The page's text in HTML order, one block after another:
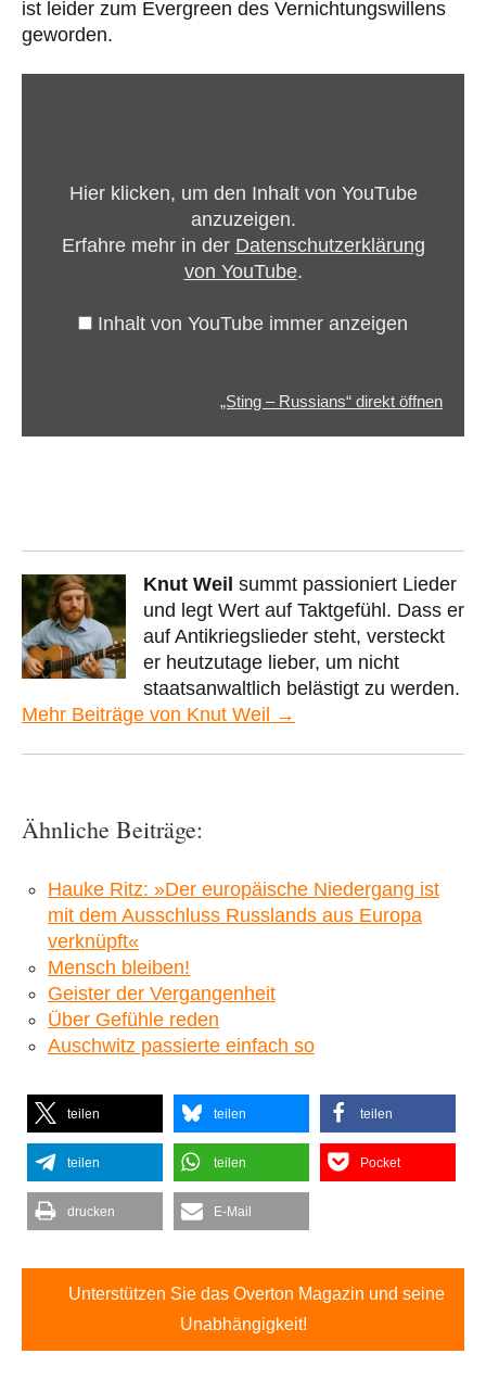
ist leider zum Evergreen des Vernichtungswillens
geworden.
YouTubeHier klicken, um den Inhalt von YouTube
anzuzeigen.
Erfahre mehr in der Datenschutzerklärung
von YouTube.
Inhalt von YouTube immer anzeigen
„Sting – Russians“ direkt öffnen
Knut Weil summt passioniert Lieder
und legt Wert auf Taktgefühl. Dass er
auf Antikriegslieder steht, versteckt
er heutzutage lieber, um nicht
staatsanwaltlich belästigt zu werden.
Mehr Beiträge von Knut Weil →
Ähnliche Beiträge:
Hauke Ritz: »Der europäische Niedergang ist
mit dem Ausschluss Russlands aus Europa
verknüpft«
Mensch bleiben!
Geister der Vergangenheit
Über Gefühle reden
Auschwitz passierte einfach so
teilen teilen teilen
teilen teilen Pocket
drucken E-Mail
Unterstützen Sie das Overton Magazin und seine
Unabhängigkeit!